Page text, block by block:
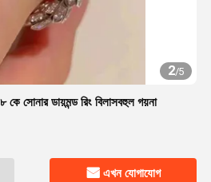
2/5
সোনার ডায়মন্ড রিং বিলাসবহুল গয়না
এখন যোগাযোগ